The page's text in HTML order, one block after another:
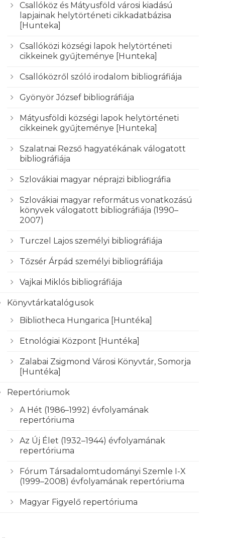
Csallóköz és Mátyusföld városi kiadású
lapjainak helytörténeti cikkadatbázisa
[Hunteka]
Csallóközi községi lapok helytörténeti
cikkeinek gyűjteménye [Hunteka]
Csallóközről szóló irodalom bibliográfiája
Gyönyör József bibliográfiája
Mátyusföldi községi lapok helytörténeti
cikkeinek gyűjteménye [Hunteka]
Szalatnai Rezső hagyatékának válogatott
bibliográfiája
Szlovákiai magyar néprajzi bibliográfia
Szlovákiai magyar református vonatkozású
könyvek válogatott bibliográfiája (1990–
2007)
Turczel Lajos személyi bibliográfiája
Tőzsér Árpád személyi bibliográfiája
Vajkai Miklós bibliográfiája
Könyvtárkatalógusok
Bibliotheca Hungarica [Huntéka]
Etnológiai Központ [Huntéka]
Zalabai Zsigmond Városi Könyvtár, Somorja
[Huntéka]
Repertóriumok
A Hét (1986–1992) évfolyamának
repertóriuma
Az Új Élet (1932–1944) évfolyamának
repertóriuma
Fórum Társadalomtudományi Szemle I-X
(1999–2008) évfolyamának repertóriuma
Magyar Figyelő repertóriuma